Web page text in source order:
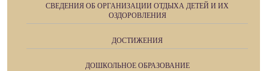
СВЕДЕНИЯ ОБ ОРГАНИЗАЦИИ ОТДЫХА ДЕТЕЙ И ИХ
ОЗДОРОВЛЕНИЯ
ДОСТИЖЕНИЯ
ДОШКОЛЬНОЕ ОБРАЗОВАНИЕ